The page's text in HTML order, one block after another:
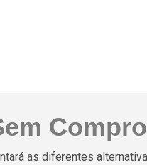
as diferentes